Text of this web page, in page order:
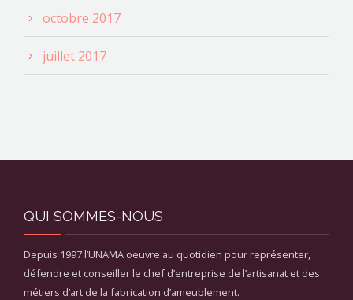
octobre 2017
juillet 2017
QUI SOMMES-NOUS
Depuis 1997 l’UNAMA oeuvre au quotidien pour représenter,
défendre et conseiller le chef d’entreprise de l’artisanat et des
métiers d’art de la fabrication d’ameublement.